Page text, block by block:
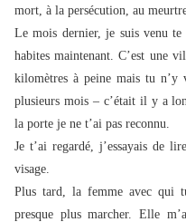
mort, à la persécution, au
Le mois dernier, je suis venu
habites maintenant. C’est une
kilomètres à peine mais tu n’y
plusieurs mois – c’était il y a
la porte je ne t’ai pas reconnu.
Je t’ai regardé, j’essayais de
visage.
Plus tard, la femme avec qui
presque plus marcher. Elle